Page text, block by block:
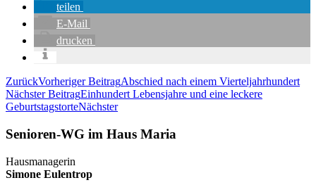
teilen
E-Mail
drucken
ZurückVorheriger BeitragAbschied nach einem Vierteljahrhundert
Nächster BeitragEinhundert Lebensjahre und eine leckere
GeburtstagstorteNächster
Senioren-WG im Haus Maria
Hausmanagerin
Simone Eulentrop